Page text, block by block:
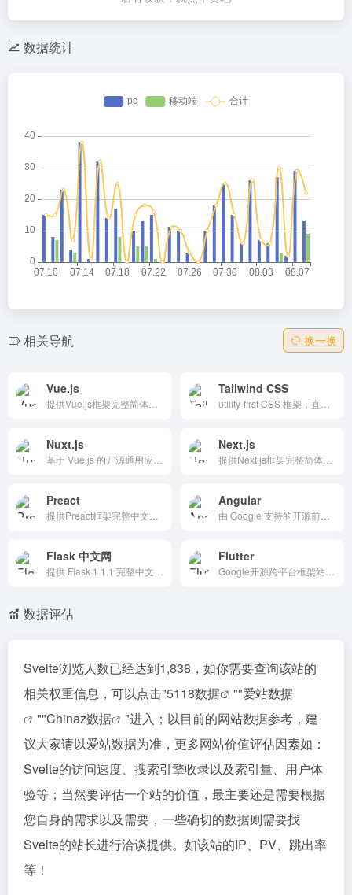
数据统计
相关导航 换一换
Vue.js Tailwind CSS
Nuxt.js Next.js
Preact Angular
Flask 中文网 Flutter
数据评估
Svelte浏览人数已经达到1,838，如你需要查询该站的
相关权重信息，可以点击"5118数据 ""爱站数据
""Chinaz数据
"进入；以目前的网站数据参考，建
议大家请以爱站数据为准，更多网站价值评估因素如：
Svelte的访问速度、搜索引擎收录以及索引量、用户体
验等；当然要评估一个站的价值，最主要还是需要根据
您自身的需求以及需要，一些确切的数据则需要找
Svelte的站长进行洽谈提供。如该站的IP、PV、跳出率
等！